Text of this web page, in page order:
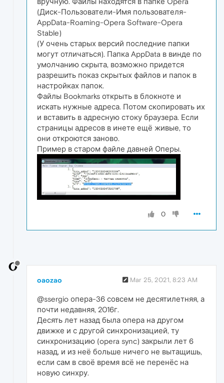
(Диск-Пользователи-Имя пользователя-
AppData-Roaming-Opera Software-Opera
Stable)
(У очень старых версий последние папки
могут отличаться). Папка AppData в винде по
умолчанию скрыта, возможно придется
разрешить показ скрытых файлов и папок в
настройках папок.
Файлы Bookmarks открыть в блокноте и
искать нужные адреса. Потом скопировать их
и вставить в адресную стоку браузера. Если
страницы адресов в инете ещё живые, то
они откроются заново.
Пример в старом файле давней Оперы.
0
oaozao Mar 25, 2021, 8:23 AM
@ssergio опера-36 совсем не десятилетняя, а
почти недавняя, 2016г.
Десять лет назад была опера на другом
движке и с другой синхронизацией, ту
синхронизацию (opera sync) закрыли лет 6
назад, и из неё больше ничего не вытащишь,
если сам в своё время всё не перенёс на
новую синхру.